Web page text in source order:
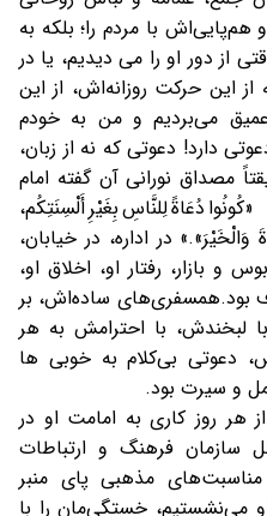
با مردم را؛ بلکه به
از دور او را می‌ ديديم، یا در
این حرکت روزانه‌اش، از این
می‌برديم و من به خودم
دارد! دعوتی که نه از زبان،
مصداق نورانی آن گفته امام
لِلنَّاسِ بِغَیْرِ أَلْسِنَتِكُم،
وَالْخَیْرَ».» در اداره، در خیابان،
بازار، رفتار او، اخلاق او،
بود.همسفری‌های ساده‌اش، بر
لبخندش، با احترامش به هر
دعوتی بی‌کلام به خوبی ها
و سیرت بود.
هر روز کاری به امامت او در
سازمان فرهنگ و ارتباطات
مناسبت‌های مذهبی پای منبر
می‌نشستیم، خستگی‌مان را با